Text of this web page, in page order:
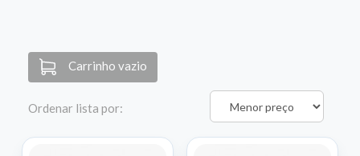
Carrinho vazio
Ordenar lista por: